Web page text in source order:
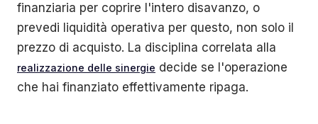
finanziaria per coprire l'intero disavanzo, o
prevedi liquidità operativa per questo, non solo il
prezzo di acquisto. La disciplina correlata alla
realizzazione delle sinergie decide se l'operazione
che hai finanziato effettivamente ripaga.